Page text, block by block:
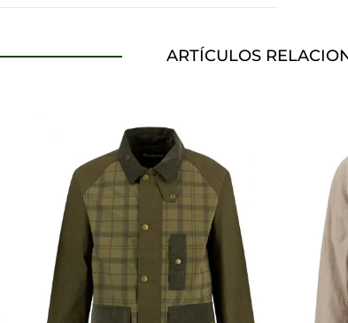
ARTÍCULOS
ninguna información de identificación
a saber qué páginas son las más o menos
estas cookies es agregada y, por lo tanto,
a la página web recordar información que
como su idioma preferido o la región en la que
utilizan para rastrear a los visitantes en las páginas
usuario individual.